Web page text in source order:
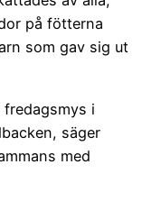
på fötterna
som gav sig ut
i
säger
med